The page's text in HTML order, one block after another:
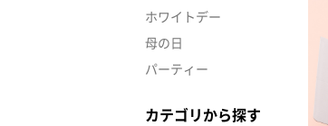
ホワイトデー
母の日
パーティー
カテゴリから探す